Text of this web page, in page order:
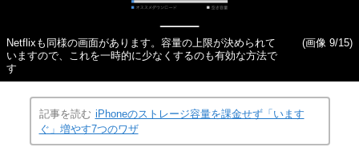
Netflixも同様の画面があります。容量の上限が決められて
いますので、これを一時的に少なくするのも有効な方法で
す
(画像 9/15)
記事を読む iPhoneのストレージ容量を課金せず「います
ぐ」増やす7つのワザ